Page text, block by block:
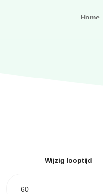
Home
Wijzig looptijd
60